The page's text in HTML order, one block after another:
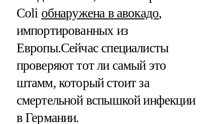
Coli обнаружена в авокадо,
импортированных из
Европы.Сейчас специалисты
проверяют тот ли самый это
штамм, который стоит за
смертельной вспышкой инфекции
в Германии.